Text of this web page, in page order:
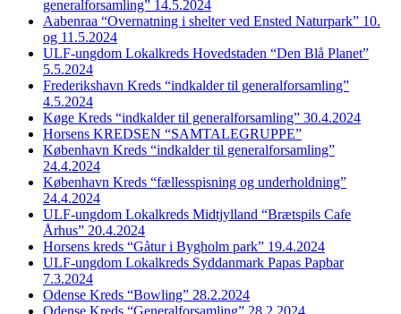
generalforsamling” 14.5.2024
Aabenraa “Overnatning i shelter ved Ensted Naturpark” 10.
og 11.5.2024
ULF-ungdom Lokalkreds Hovedstaden “Den Blå Planet”
5.5.2024
Frederikshavn Kreds “indkalder til generalforsamling”
4.5.2024
Køge Kreds “indkalder til generalforsamling” 30.4.2024
Horsens KREDSEN “SAMTALEGRUPPE”
København Kreds “indkalder til generalforsamling”
24.4.2024
København Kreds “fællesspisning og underholdning”
24.4.2024
ULF-ungdom Lokalkreds Midtjylland “Brætspils Cafe
Århus” 20.4.2024
Horsens kreds “Gåtur i Bygholm park” 19.4.2024
ULF-ungdom Lokalkreds Syddanmark Papas Papbar
7.3.2024
Odense Kreds “Bowling” 28.2.2024